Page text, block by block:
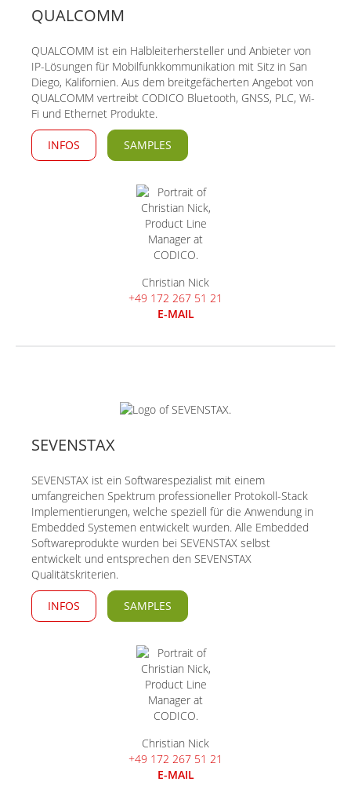
QUALCOMM
QUALCOMM ist ein Halbleiterhersteller und Anbieter von
IP-Lösungen für Mobilfunkkommunikation mit Sitz in San
Diego, Kalifornien. Aus dem breitgefächerten Angebot von
QUALCOMM vertreibt CODICO Bluetooth, GNSS, PLC, Wi-
Fi und Ethernet Produkte.
INFOS SAMPLES
Christian Nick
+49 172 267 51 21
E-MAIL
SEVENSTAX
SEVENSTAX ist ein Softwarespezialist mit einem
umfangreichen Spektrum professioneller Protokoll-Stack
Implementierungen, welche speziell für die Anwendung in
Embedded Systemen entwickelt wurden. Alle Embedded
Softwareprodukte wurden bei SEVENSTAX selbst
entwickelt und entsprechen den SEVENSTAX
Qualitätskriterien.
INFOS SAMPLES
Christian Nick
+49 172 267 51 21
E-MAIL